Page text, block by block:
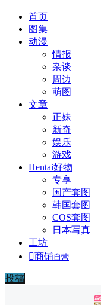
首页
图集
动漫
情报
杂谈
周边
萌图
文章
正妹
新奇
娱乐
游戏
Hentai好物
专享
国产套图
韩国套图
COS套图
日本写真
工坊
商铺自营
投稿